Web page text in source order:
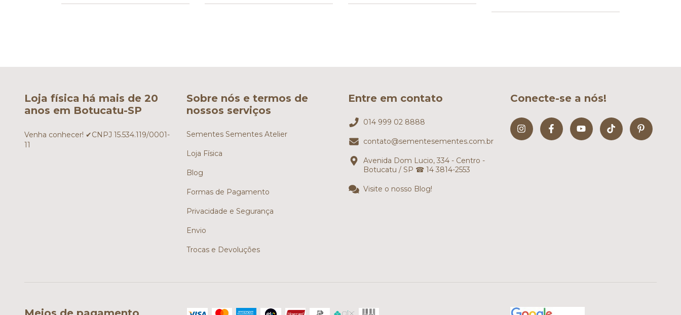
Loja física há mais de 20
anos em Botucatu-SP
Venha conhecer! ✔CNPJ 15.534.119/0001-
11
Sobre nós e termos de
nossos serviços
Sementes Sementes Atelier
Loja Física
Blog
Formas de Pagamento
Privacidade e Segurança
Envio
Trocas e Devoluções
Entre em contato
014 999 02 8888
contato@sementesementes.com.br
Avenida Dom Lucio, 334 - Centro -
Botucatu / SP ☎ 14 3814-2553
Visite o nosso Blog!
Conecte-se a nós!